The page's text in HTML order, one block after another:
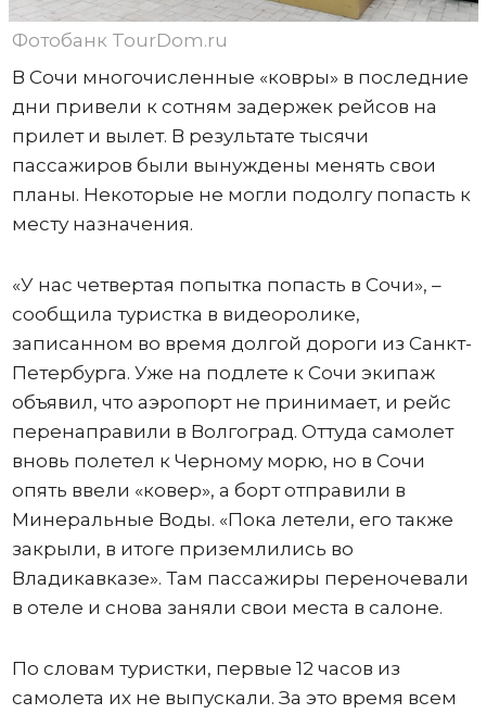
Фотобанк TourDom.ru
В Сочи многочисленные «ковры» в последние
дни привели к сотням задержек рейсов на
прилет и вылет. В результате тысячи
пассажиров были вынуждены менять свои
планы. Некоторые не могли подолгу попасть к
месту назначения.
«У нас четвертая попытка попасть в Сочи», –
сообщила туристка в видеоролике,
записанном во время долгой дороги из Санкт-
Петербурга. Уже на подлете к Сочи экипаж
объявил, что аэропорт не принимает, и рейс
перенаправили в Волгоград. Оттуда самолет
вновь полетел к Черному морю, но в Сочи
опять ввели «ковер», а борт отправили в
Минеральные Воды. «Пока летели, его также
закрыли, в итоге приземлились во
Владикавказе». Там пассажиры переночевали
в отеле и снова заняли свои места в салоне.
По словам туристки, первые 12 часов из
самолета их не выпускали. За это время всем